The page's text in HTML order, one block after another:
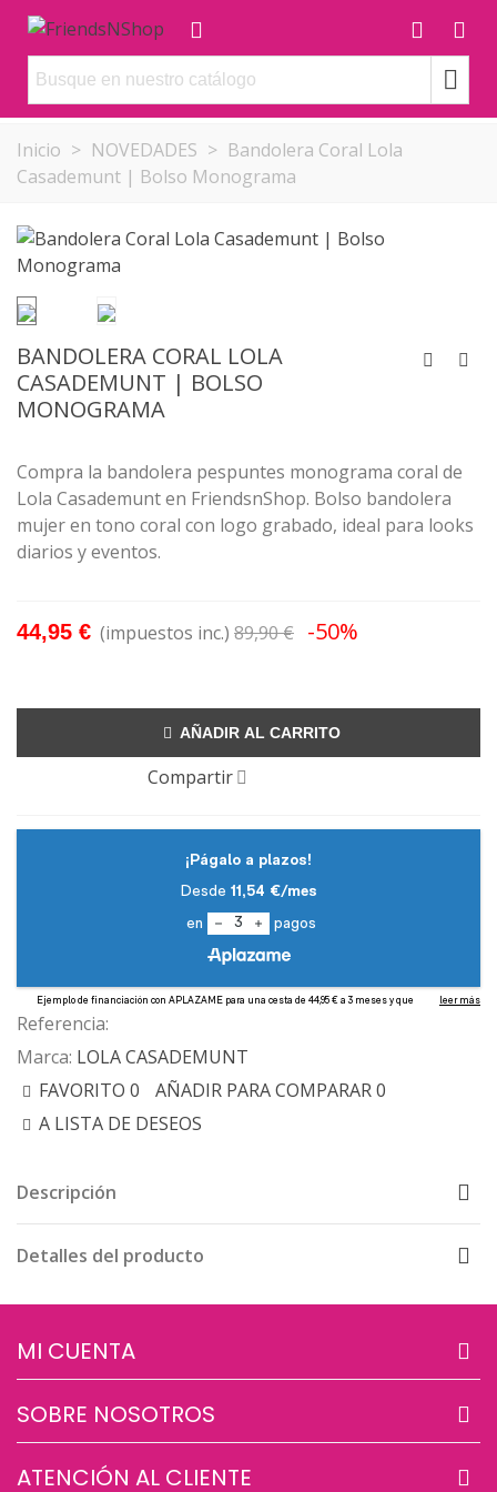
Inicio > NOVEDADES > Bandolera Coral Lola
Casademunt | Bolso Monograma
BANDOLERA CORAL LOLA
CASADEMUNT | BOLSO
MONOGRAMA
Compra la bandolera pespuntes monograma coral de
Lola Casademunt en FriendsnShop. Bolso bandolera
mujer en tono coral con logo grabado, ideal para looks
diarios y eventos.
44,95 € (impuestos inc.) 89,90 € -50%
AÑADIR AL CARRITO
Compartir
Referencia:
Marca: LOLA CASADEMUNT
FAVORITO 0 AÑADIR PARA COMPARAR0
A LISTA DE DESEOS
Descripción
Detalles del producto
MI CUENTA
SOBRE NOSOTROS
ATENCIÓN AL CLIENTE